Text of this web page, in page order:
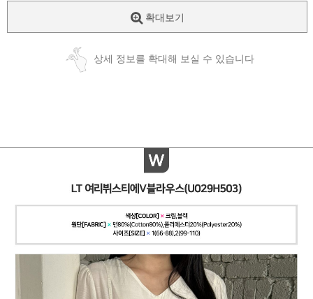
페이코 ID로
PAYCO 바로
확대보기
상세 정보를 확대해 보실 수 있습니다